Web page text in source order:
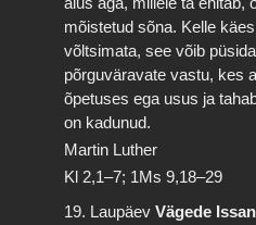
mõistetud sõna. Kelle
võltsimata, see võib
põrguväravate vastu, kes
õpetuses ega usus ja
on kadunud.
Martin Luther
Kl 2,1–7; 1Ms 9,18–29
19. LaupäevVägede